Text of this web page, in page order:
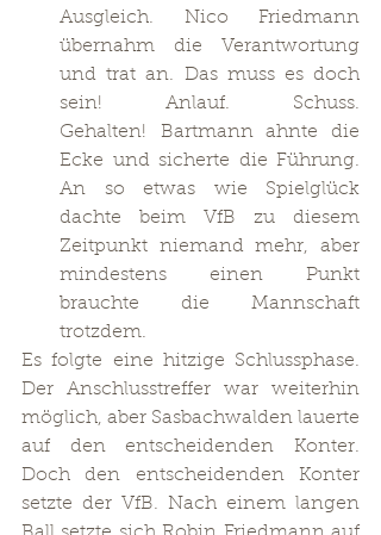
Ausgleich. Nico Friedmann
übernahm die Verantwortung
und trat an. Das muss es doch
sein! Anlauf. Schuss.
Gehalten! Bartmann ahnte die
Ecke und sicherte die Führung.
An so etwas wie Spielglück
dachte beim VfB zu diesem
Zeitpunkt niemand mehr, aber
mindestens einen Punkt
brauchte die Mannschaft
trotzdem.
Es folgte eine hitzige Schlussphase.
Der Anschlusstreffer war weiterhin
möglich, aber Sasbachwalden lauerte
auf den entscheidenden Konter.
Doch den entscheidenden Konter
setzte der VfB. Nach einem langen